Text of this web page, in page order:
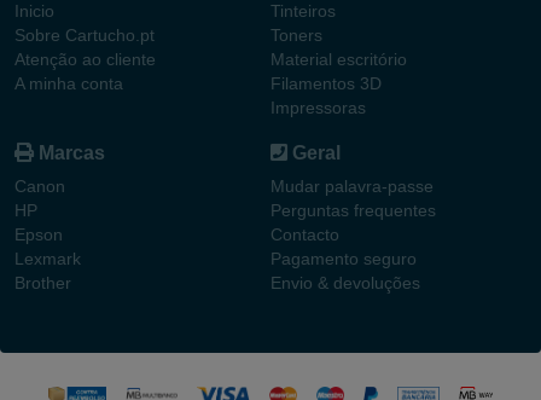
Inicio
Sobre Cartucho.pt
Atenção ao cliente
A minha conta
Tinteiros
Toners
Material escritório
Filamentos 3D
Impressoras
Marcas
Canon
HP
Epson
Lexmark
Brother
Geral
Mudar palavra-passe
Perguntas frequentes
Contacto
Pagamento seguro
Envio & devoluções